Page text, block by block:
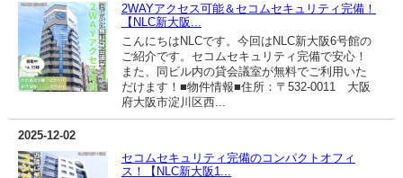
2WAYアクセス可能＆セコムセキュリティ完備！
【NLC新大阪...
こんにちはNLCです。今回はNLC新大阪6号館の
ご紹介です。セコムセキュリティ完備で安心！
また、同ビル内の貸会議室が無料でご利用いた
だけます！■物件情報■住所：〒532-0011 大阪
府大阪市淀川区西...
2025-12-02
セコムセキュリティ完備のコンパクトオフィ
ス！【NLC新大阪1...